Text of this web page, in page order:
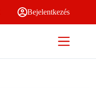
Bejelentkezés